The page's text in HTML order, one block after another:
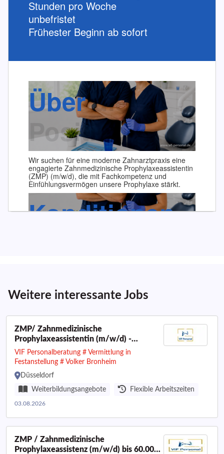
Weitere interessante Jobs
ZMP/ Zahnmedizinische
Prophylaxeassistentin (m/w/d) -
Düsseldorf | bis 60.000 € Jahresbrutto
VIF Personalberatung # Vermittlung in
Festanstellung # Volker Bronheim
Düsseldorf
Weiterbildungsangebote
Flexible Arbeitszeiten
03.08.2026
ZMP / Zahnmedizinische
Prophylaxeassistenz (m/w/d) bis 60.000